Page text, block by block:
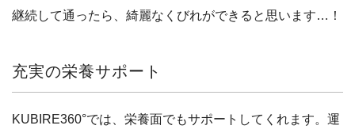
継続して通ったら、綺麗なくびれができると思います…！
充実の栄養サポート
KUBIRE360°では、栄養面でもサポートしてくれます。運